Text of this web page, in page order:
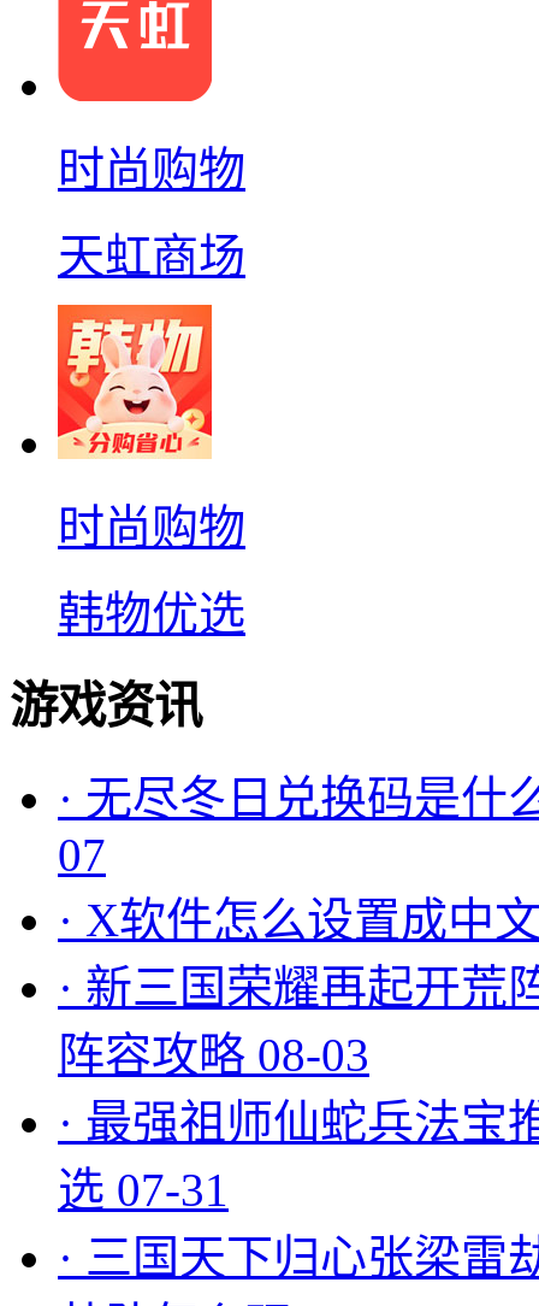
时尚购物
天虹商场
时尚购物
韩物优选
游戏资讯
· 无尽冬日兑换码是什
07
· X软件怎么设置成中
· 新三国荣耀再起开荒
阵容攻略 08-03
· 最强祖师仙蛇兵法宝
选 07-31
· 三国天下归心张梁雷